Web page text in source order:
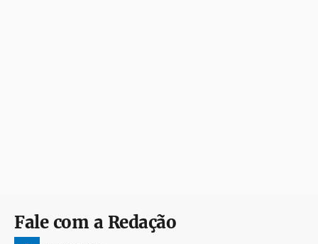
Fale com a Redação